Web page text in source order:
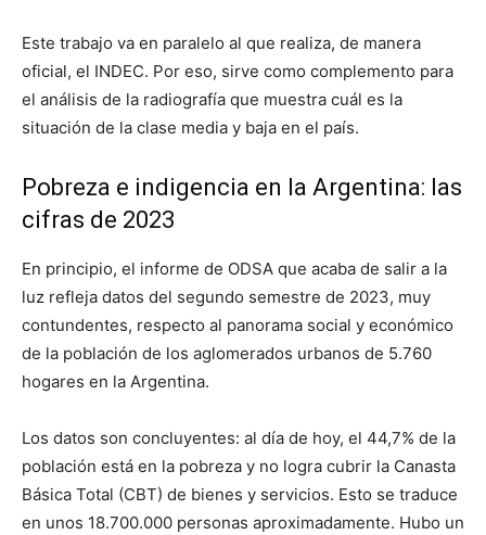
Este trabajo va en paralelo al que realiza, de manera
oficial, el INDEC. Por eso, sirve como complemento para
el análisis de la radiografía que muestra cuál es la
situación de la clase media y baja en el país.
Pobreza e indigencia en la Argentina: las
cifras de 2023
En principio, el informe de ODSA que acaba de salir a la
luz refleja datos del segundo semestre de 2023, muy
contundentes, respecto al panorama social y económico
de la población de los aglomerados urbanos de 5.760
hogares en la Argentina.
Los datos son concluyentes: al día de hoy, el 44,7% de la
población está en la pobreza y no logra cubrir la Canasta
Básica Total (CBT) de bienes y servicios. Esto se traduce
en unos 18.700.000 personas aproximadamente. Hubo un